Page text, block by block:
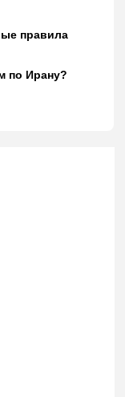
правила
по Ирану?